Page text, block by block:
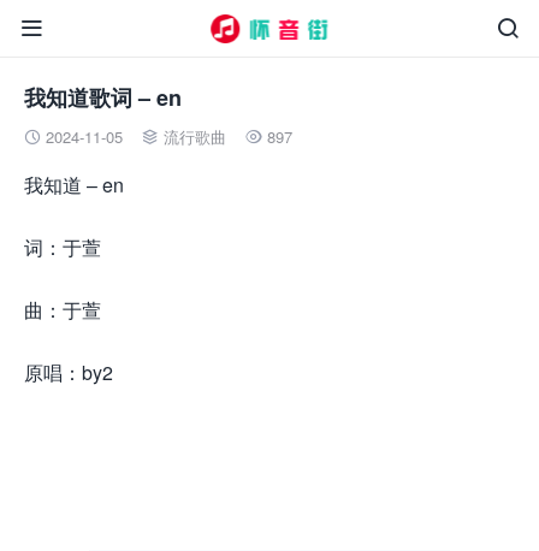


我知道歌词 – en
 2024-11-05  流行歌曲  897
我知道 – en
词：于萱
曲：于萱
原唱：by2